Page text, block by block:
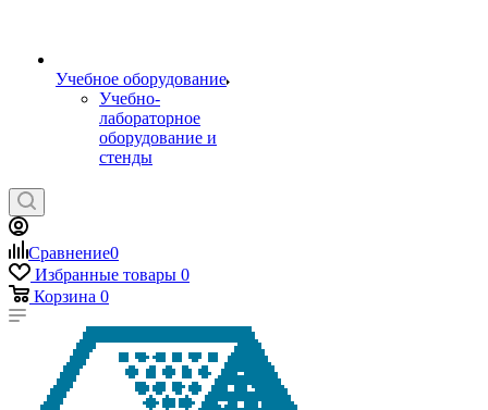
Учебное оборудование
Учебно-
лабораторное
оборудование и
стенды
Сравнение0
Избранные товары 0
Корзина 0